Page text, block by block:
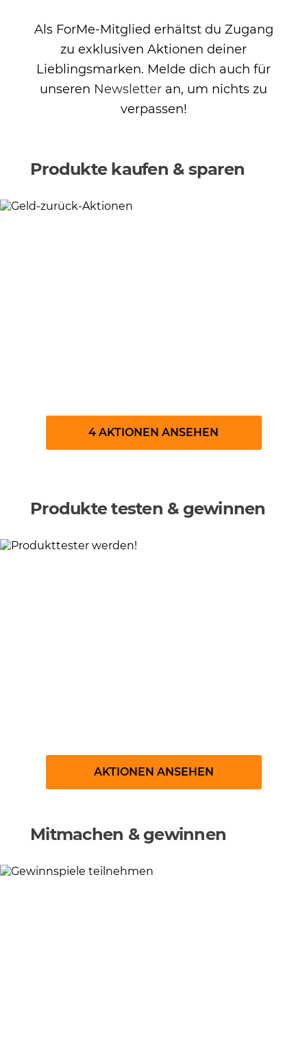
Als ForMe-Mitglied erhältst du Zugang
zu exklusiven Aktionen deiner
Lieblingsmarken. Melde dich auch für
unseren Newsletter an, um nichts zu
verpassen!
Produkte kaufen & sparen
4 AKTIONEN ANSEHEN
Produkte testen & gewinnen
AKTIONEN ANSEHEN
Mitmachen & gewinnen